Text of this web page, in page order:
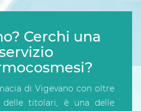
Cerchi una
di Vigevano con oltre
delle titolari, è una delle